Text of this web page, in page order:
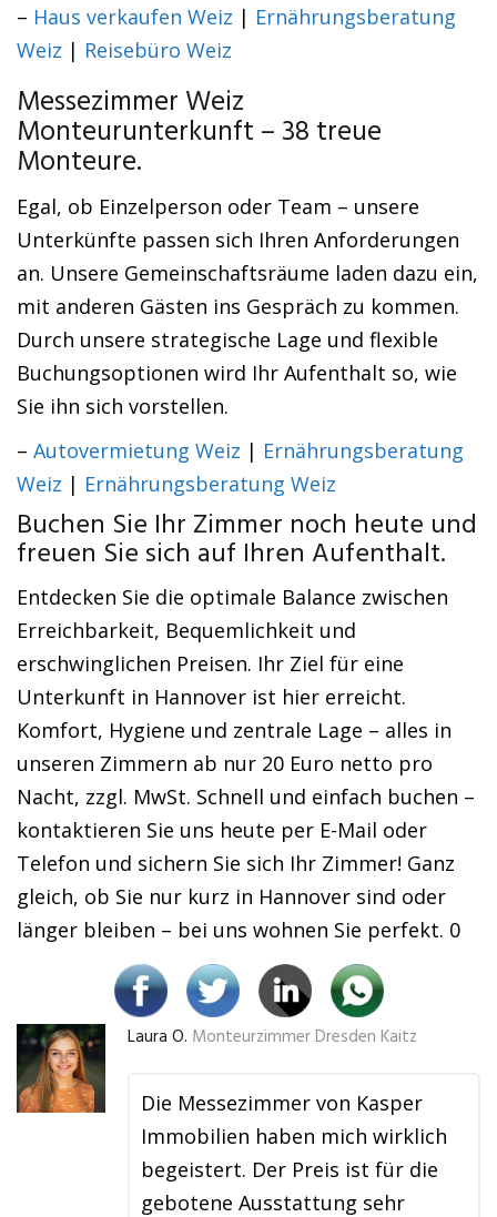
– Haus verkaufen Weiz | Ernährungsberatung
Weiz | Reisebüro Weiz
Messezimmer Weiz
Monteurunterkunft – 38 treue
Monteure.
Egal, ob Einzelperson oder Team – unsere
Unterkünfte passen sich Ihren Anforderungen
an. Unsere Gemeinschaftsräume laden dazu ein,
mit anderen Gästen ins Gespräch zu kommen.
Durch unsere strategische Lage und flexible
Buchungsoptionen wird Ihr Aufenthalt so, wie
Sie ihn sich vorstellen.
– Autovermietung Weiz | Ernährungsberatung
Weiz | Ernährungsberatung Weiz
Buchen Sie Ihr Zimmer noch heute und
freuen Sie sich auf Ihren Aufenthalt.
Entdecken Sie die optimale Balance zwischen
Erreichbarkeit, Bequemlichkeit und
erschwinglichen Preisen. Ihr Ziel für eine
Unterkunft in Hannover ist hier erreicht.
Komfort, Hygiene und zentrale Lage – alles in
unseren Zimmern ab nur 20 Euro netto pro
Nacht, zzgl. MwSt. Schnell und einfach buchen –
kontaktieren Sie uns heute per E-Mail oder
Telefon und sichern Sie sich Ihr Zimmer! Ganz
gleich, ob Sie nur kurz in Hannover sind oder
länger bleiben – bei uns wohnen Sie perfekt. 0
Laura O. Monteurzimmer Dresden Kaitz
Die Messezimmer von Kasper
Immobilien haben mich wirklich
begeistert. Der Preis ist für die
gebotene Ausstattung sehr